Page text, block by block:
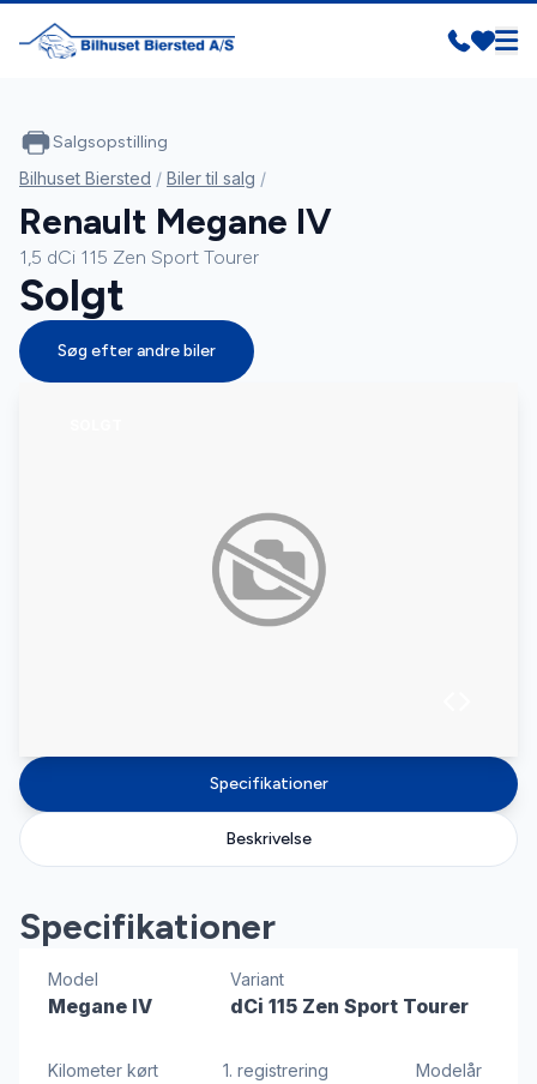
Specifikationer
Beskrivelse
Specifikationer
Model
Megane IV
Variant
dCi 115 Zen Sport Tourer
Kilometer kørt 1. registrering Modelår
Salgsopstilling
Bilhuset Biersted / Biler til salg /
Renault Megane IV
1,5 dCi 115 Zen Sport Tourer
Solgt
Søg efter andre biler